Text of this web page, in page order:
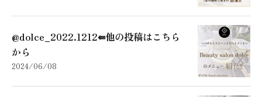
@dolce_2022.1212⇚他の投稿はこちら
から
2024/06/08